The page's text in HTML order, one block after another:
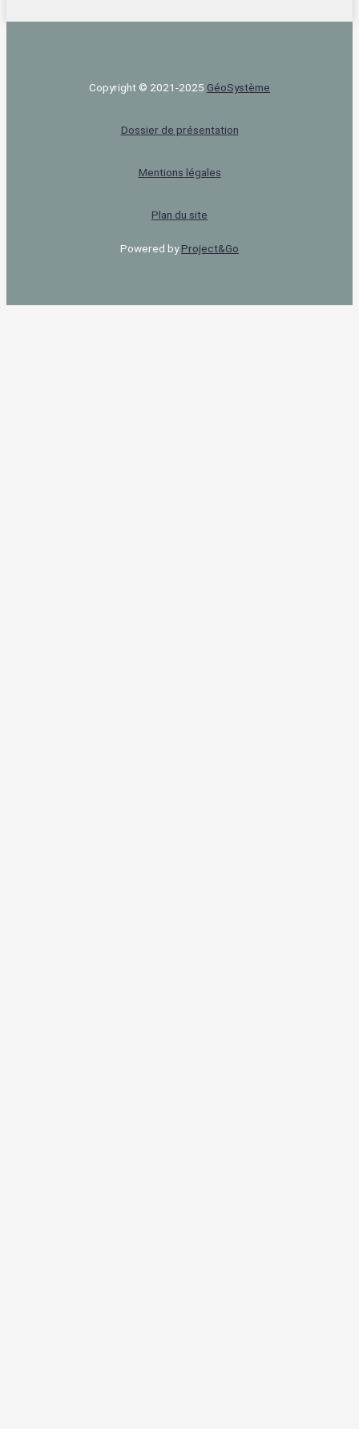
Copyright © 2021-2025 Géo‌Système
Dossier de présentation
Mentions légales
Plan du site
Powered byProject&Go